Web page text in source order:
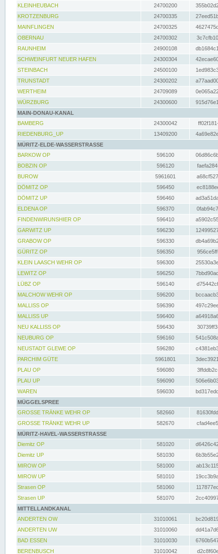
KLEINHEUBACH 24700200
KROTZENBURG
24700335
MAINFLINGEN
24700325
OBERNAU
24700302
RAUNHEIM
24900108
SCHWEINFURT NEUER HAFEN
24300304
STEINBACH
24500100
TRUNSTADT
24300202
WERTHEIM
24709089
WÜRZBURG
24300600
MAIN-DONAU-KANAL
BAMBERG
24300042
RIEDENBURG_UP
13409200
MÜRITZ-ELDE-WASSERSTRASSE
BARKOW OP
596100
BOBZIN OP
596120
BUROW
5961601
DÖMITZ OP
596450
DÖMITZ UP
596460
ELDENA OP
596370
FINDENWIRUNSHIER OP
596410
GARWITZ UP
596230
GRABOW OP
596330
GÜRITZ OP
596350
KLEIN LAASCH WEHR OP
596300
LEWITZ OP
596250
LÜBZ OP
596140
MALCHOW WEHR OP
596200
MALLISS OP
596390
MALLISS UP
596400
NEU KALLISS OP
596430
NEUBURG OP
596160
NEUSTADT GLEWE OP
596280
PARCHIM GÜTE
5961801
PLAU OP
596080
PLAU UP
596090
WAREN
596030
MÜGGELSPREE
GROSSE TRÄNKE WEHR OP
582660
GROSSE TRÄNKE WEHR UP
582670
MÜRITZ-HAVEL-WASSERSTRASSE
Diemitz OP
581020
Diemitz UP
581030
MIROW OP
581000
MIROW UP
581010
Strasen OP
581060
Strasen UP
581070
MITTELLANDKANAL
ANDERTEN OW
31010061
ANDERTEN UW
31010060
BAD ESSEN
31010030
BERENBUSCH
31010042